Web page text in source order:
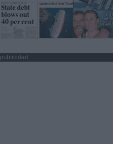
publicidad